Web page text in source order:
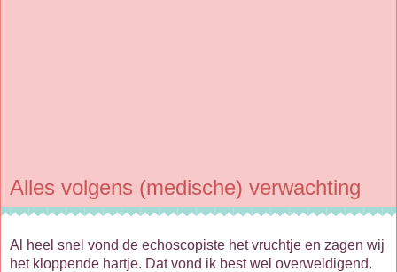
Alles volgens (medische) verwachting
Al heel snel vond de echoscopiste het vruchtje en zagen wij
het kloppende hartje. Dat vond ik best wel overweldigend.